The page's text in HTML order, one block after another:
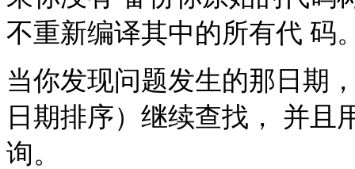
不重新编译其中的所有代 码
当你发现问题发生的那日期
日期排序）继续查找， 并且
询。